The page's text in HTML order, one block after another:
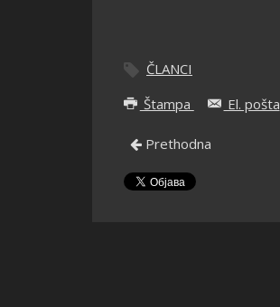
ČLANCI
Štampa
El. pošta
Prethodna